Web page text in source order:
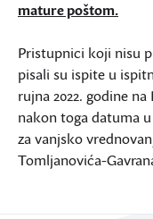
mature poštom.
Pristupnici koji nisu
pisali su ispite u
rujna 2022. godine
nakon toga datuma
za vanjsko
Tomljanovića-